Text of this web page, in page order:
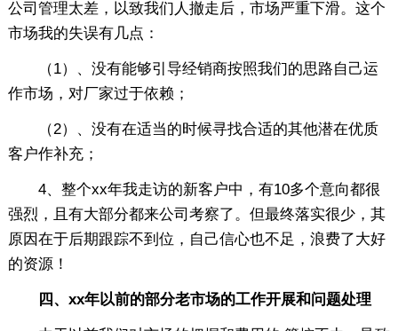
公司管理太差，以致我们人撤走后，市场严重下滑。这个
市场我的失误有几点：
（1）、没有能够引导经销商按照我们的思路自己运
作市场，对厂家过于依赖；
（2）、没有在适当的时候寻找合适的其他潜在优质
客户作补充；
4、整个xx年我走访的新客户中，有10多个意向都很
强烈，且有大部分都来公司考察了。但最终落实很少，其
原因在于后期跟踪不到位，自己信心也不足，浪费了大好
的资源！
四、xx年以前的部分老市场的工作开展和问题处理